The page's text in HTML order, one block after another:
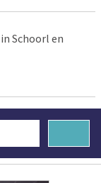
Schoorl en